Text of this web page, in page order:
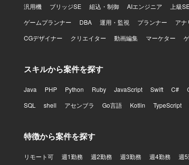
汎用機
ブリッジSE 組込・制御 AIエンジニア 上級
ゲームプランナー
DBA 運用・監視 プランナー アナ
CGデザイナー
クリエイター 動画編集 マーケター
スキルから案件を探す
Java PHP Python Ruby JavaScript Swift C#
SQL
shell アセンブラ Go言語 Kotlin TypeScript
特徴から案件を探す
リモート可 週1勤務 週2勤務 週3勤務 週4勤務 週